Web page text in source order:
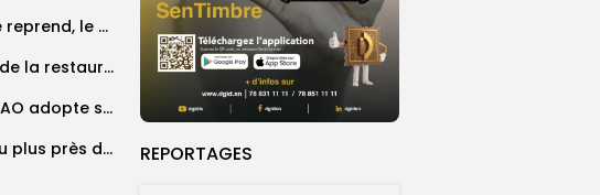
REPORTAGES
‎CAN féminine 2026 : le Nigeria se reprend, le Malawi surprend encore...
Magal Touba : dans les coulisses de la restauration de la presse...
Politique de la jeunesse : la CEDEAO adopte son plan d’actions stratégiques...
Grand Magal de Touba : La CSU au plus près des pèlerins